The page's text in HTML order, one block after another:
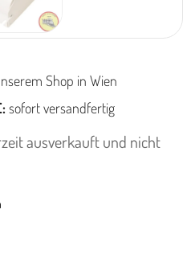
Shop in Wien
sofort versandfertig
ausverkauft und nicht